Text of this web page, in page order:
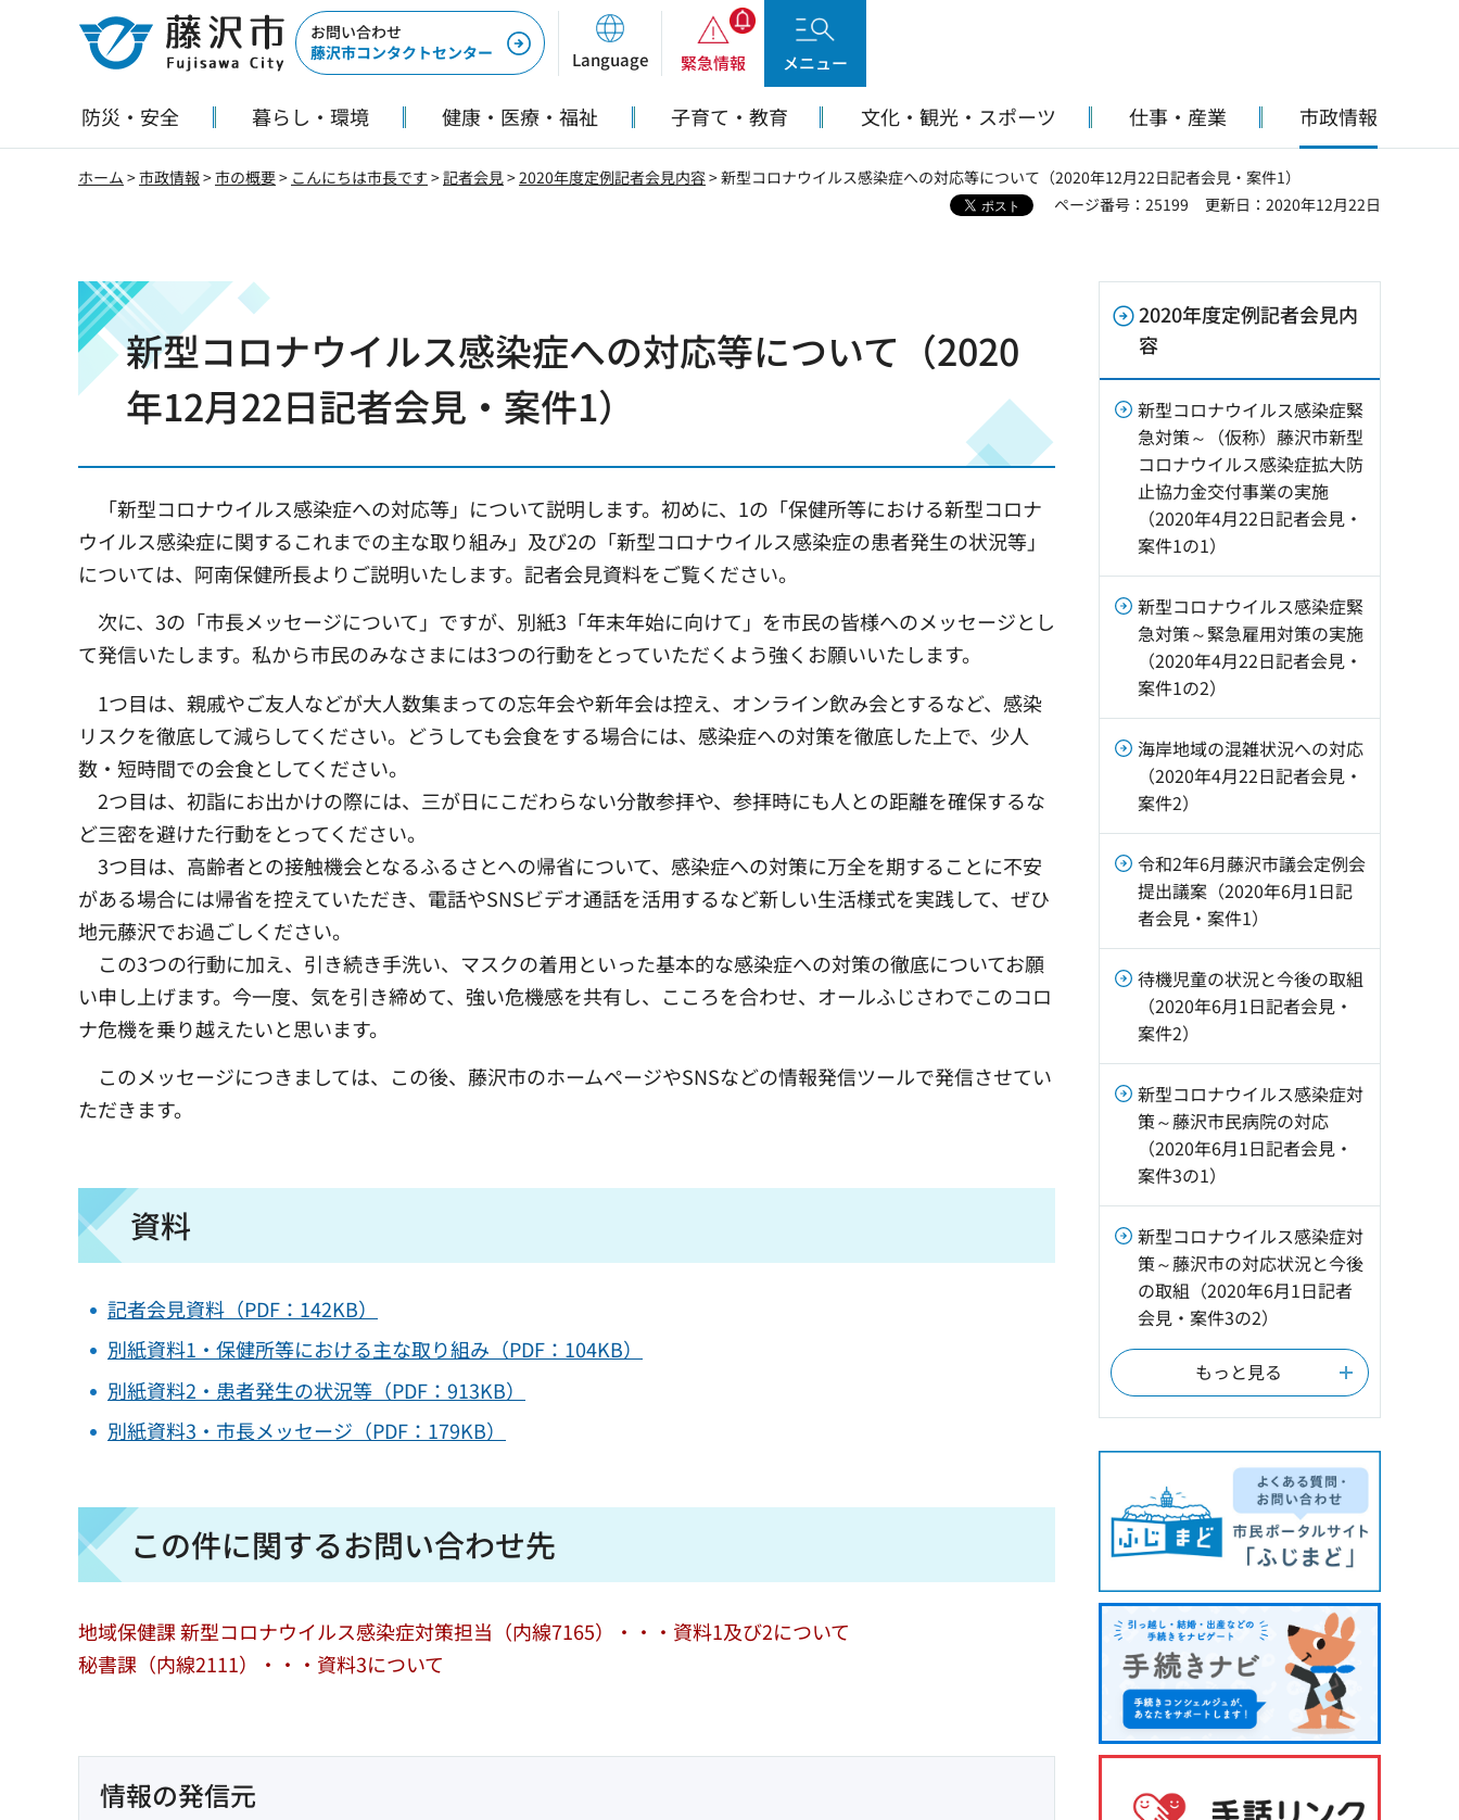
藤沢市
お問い合わせ
藤沢市コンタクトセンター
Language 緊急情報 メニュー
防災・安全 暮らし・環境 健康・医療・福祉 子育て・教育 文化・観光・スポーツ 仕事・産業 市政情報
ホーム >市政情報 >市の概要> こんにちは市長です >記者会見>2020年度定例記者会見内容> 新型コロナウイルス感染症への対応等について（2020年12月22日記者会見・案件1）
ページ番号：25199
更新日：2020年12月22日
新型コロナウイルス感染症への対応等について（2020
年12月22日記者会見・案件1）
「新型コロナウイルス感染症への対応等」について説明します。初めに、1の「保健所等における新型コロナ
ウイルス感染症に関するこれまでの主な取り組み」及び2の「新型コロナウイルス感染症の患者発生の状況等」
については、阿南保健所長よりご説明いたします。記者会見資料をご覧ください。
次に、3の「市長メッセージについて」ですが、別紙3「年末年始に向けて」を市民の皆様へのメッセージとし
て発信いたします。私から市民のみなさまには3つの行動をとっていただくよう強くお願いいたします。
1つ目は、親戚やご友人などが大人数集まっての忘年会や新年会は控え、オンライン飲み会とするなど、感染
リスクを徹底して減らしてください。どうしても会食をする場合には、感染症への対策を徹底した上で、少人
数・短時間での会食としてください。
2つ目は、初詣にお出かけの際には、三が日にこだわらない分散参拝や、参拝時にも人との距離を確保するな
ど三密を避けた行動をとってください。
3つ目は、高齢者との接触機会となるふるさとへの帰省について、感染症への対策に万全を期することに不安
がある場合には帰省を控えていただき、電話やSNSビデオ通話を活用するなど新しい生活様式を実践して、ぜひ
地元藤沢でお過ごしください。
この3つの行動に加え、引き続き手洗い、マスクの着用といった基本的な感染症への対策の徹底についてお願
い申し上げます。今一度、気を引き締めて、強い危機感を共有し、こころを合わせ、オールふじさわでこのコロ
ナ危機を乗り越えたいと思います。
このメッセージにつきましては、この後、藤沢市のホームページやSNSなどの情報発信ツールで発信させてい
ただきます。
資料
記者会見資料（PDF：142KB）
別紙資料1・保健所等における主な取り組み（PDF：104KB）
別紙資料2・患者発生の状況等（PDF：913KB）
別紙資料3・市長メッセージ（PDF：179KB）
この件に関するお問い合わせ先
地域保健課 新型コロナウイルス感染症対策担当（内線7165）・・・資料1及び2について
秘書課（内線2111）・・・資料3について
情報の発信元
2020年度定例記者会見内
容
新型コロナウイルス感染症緊
急対策～（仮称）藤沢市新型
コロナウイルス感染症拡大防
止協力金交付事業の実施
（2020年4月22日記者会見・
案件1の1）
新型コロナウイルス感染症緊
急対策～緊急雇用対策の実施
（2020年4月22日記者会見・
案件1の2）
海岸地域の混雑状況への対応
（2020年4月22日記者会見・
案件2）
令和2年6月藤沢市議会定例会
提出議案（2020年6月1日記
者会見・案件1）
待機児童の状況と今後の取組
（2020年6月1日記者会見・
案件2）
新型コロナウイルス感染症対
策～藤沢市民病院の対応
（2020年6月1日記者会見・
案件3の1）
新型コロナウイルス感染症対
策～藤沢市の対応状況と今後
の取組（2020年6月1日記者
会見・案件3の2）
もっと見る